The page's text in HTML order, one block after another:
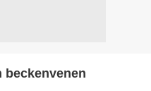
beckenvenen